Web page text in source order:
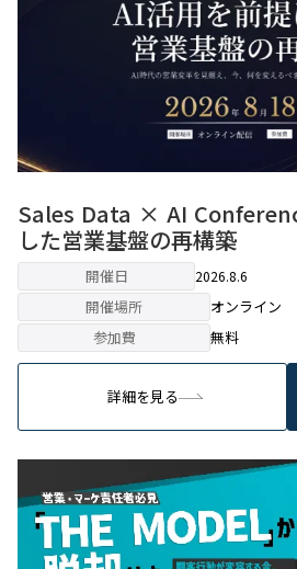
Sales Data × AI
した営業基盤の再構築
開催日 2026.8.6
開催場所
オンライン
参加費
無料
詳細を見る